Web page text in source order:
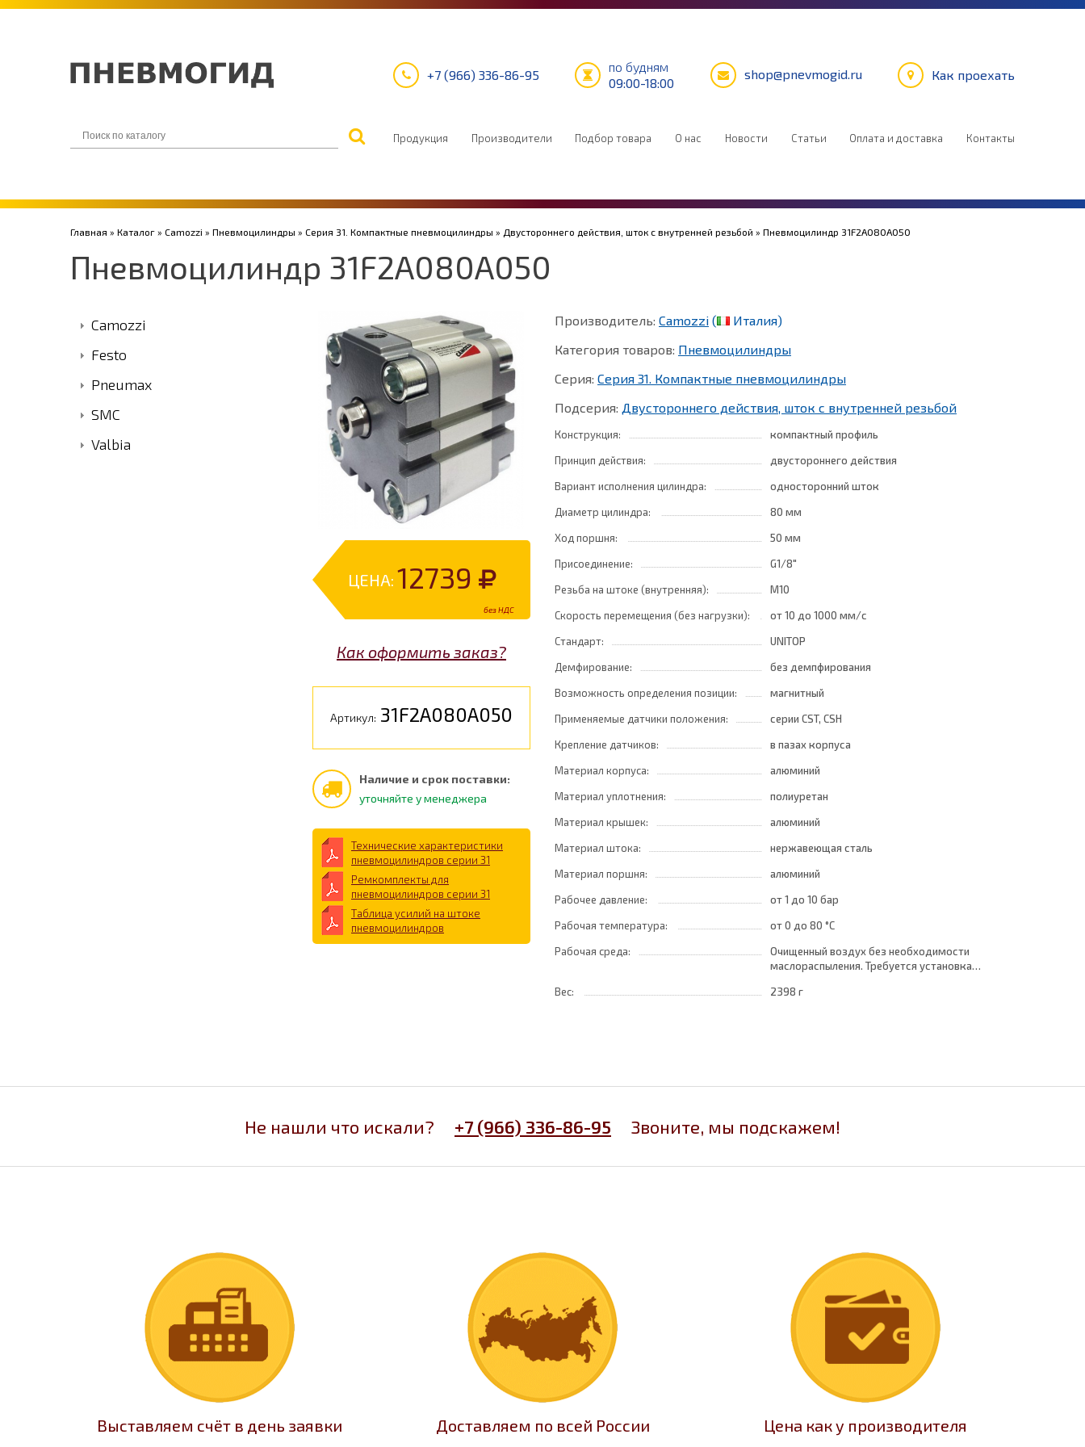
+7 (966) 336-86-95
по будням
09:00-18:00
shop@pnevmogid.ru Как проехать
Продукция Производители Подбор товара О нас Новости Статьи Оплата и доставка Контакты
Главная » Каталог » Camozzi » Пневмоцилиндры » Серия 31. Компактные пневмоцилиндры » Двустороннего действия, шток с внутренней резьбой » Пневмоцилиндр 31F2A080A050
Пневмоцилиндр 31F2A080A050
Camozzi
Festo
Pneumax
SMC
Valbia
ЦЕНА: 12739
без НДС
Как оформить заказ?
Артикул: 31F2A080A050
Наличие и срок поставки:
уточняйте у менеджера
Технические характеристики
пневмоцилиндров серии 31
Ремкомплекты для
пневмоцилиндров серии 31
Таблица усилий на штоке
пневмоцилиндров
Производитель: Camozzi (
Италия)
Категория товаров: Пневмоцилиндры
Серия: Серия 31. Компактные пневмоцилиндры
Подсерия: Двустороннего действия, шток с внутренней резьбой
Конструкция:
компактный профиль
Принцип действия:
двустороннего действия
Вариант исполнения цилиндра:
односторонний шток
Диаметр цилиндра:
80 мм
Ход поршня:
50 мм
Присоединение:
G1/8"
Резьба на штоке (внутренняя):
M10
Скорость перемещения (без нагрузки):
от 10 до 1000 мм/с
Стандарт:
UNITOP
Демфирование:
без демпфирования
Возможность определения позиции:
магнитный
Применяемые датчики положения:
серии CST, CSH
Крепление датчиков:
в пазах корпуса
Материал корпуса:
алюминий
Материал уплотнения:
полиуретан
Материал крышек:
алюминий
Материал штока:
нержавеющая сталь
Материал поршня:
алюминий
Рабочее давление:
от 1 до 10 бар
Рабочая температура:
от 0 до 80 °C
Рабочая среда:
Очищенный воздух без необходимости
маслораспыления. Требуется установка
обеспечивающего класс очистки воздуха по
Вес: 2398 г
Не нашли что искали? +7 (966) 336-86-95 Звоните, мы подскажем!
Выставляем счёт в день заявки Доставляем по всей России Цена как у производителя